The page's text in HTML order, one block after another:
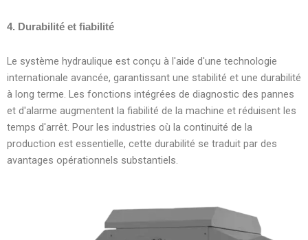
4. Durabilité et fiabilité
Le système hydraulique est conçu à l'aide d'une technologie
internationale avancée, garantissant une stabilité et une durabilité
à long terme. Les fonctions intégrées de diagnostic des pannes
et d'alarme augmentent la fiabilité de la machine et réduisent les
temps d'arrêt. Pour les industries où la continuité de la
production est essentielle, cette durabilité se traduit par des
avantages opérationnels substantiels.